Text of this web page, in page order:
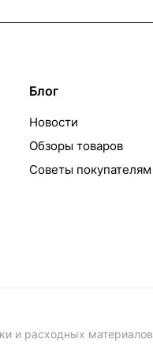
Блог
Новости
Обзоры товаров
Советы покупателям
и расходных материалов